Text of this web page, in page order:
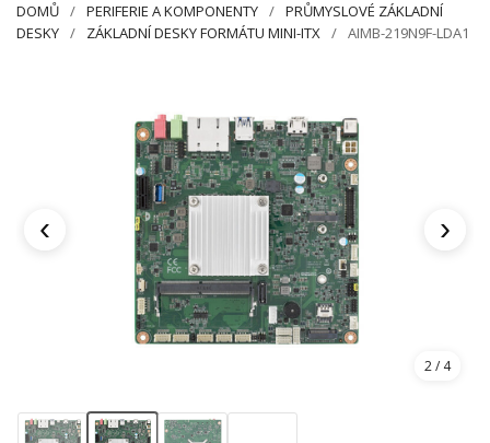
DOMŮ PERIFERIE A KOMPONENTY
PRŮMYSLOVÉ ZÁKLADNÍ
DESKY
ZÁKLADNÍ DESKY FORMÁTU MINI-ITX AIMB-219N9F-LDA1
‹ ›
2/ 4